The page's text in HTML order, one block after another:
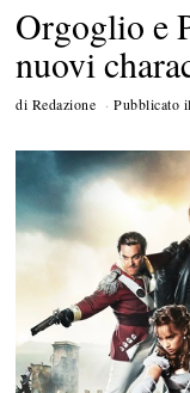
Orgoglio e
nuovi
di Redazione Pubblicato il